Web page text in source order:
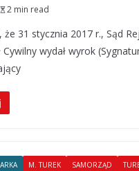
2 min read
że 31 stycznia 2017 r., Sąd
Cywilny wydał wyrok
M. TUREK SAMORZĄD